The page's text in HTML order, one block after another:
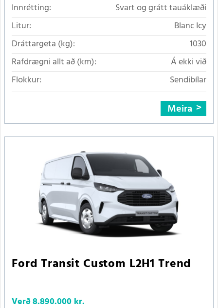
Innrétting:
Svart og grátt tauáklæði
Litur:
Blanc Icy
Dráttargeta (kg):
1030
Rafdrægni allt að (km):
Á ekki við
Flokkur:
Sendibílar
Meira
Ford Transit Custom L2H1 Trend
Verð8.890.000 kr.